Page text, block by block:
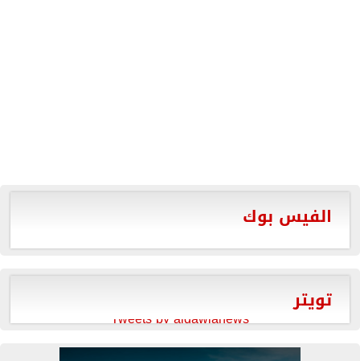
الفيس بوك
تويتر
Tweets by aldawlanews